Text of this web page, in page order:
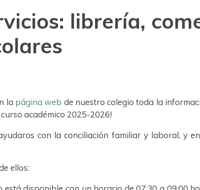
librería,
la página web de nuestro colegio toda la
académico 2025-2026!
con la conciliación familiar y laboral, y
ellos: